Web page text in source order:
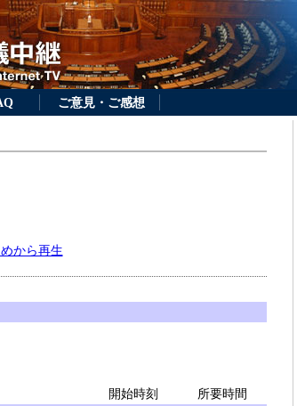
ご意見・ご感想
から再生
開始時刻
所要時間